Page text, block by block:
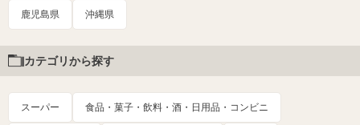
鹿児島県 沖縄県
カテゴリから探す
スーパー 食品・菓子・飲料・酒・日用品・コンビニ